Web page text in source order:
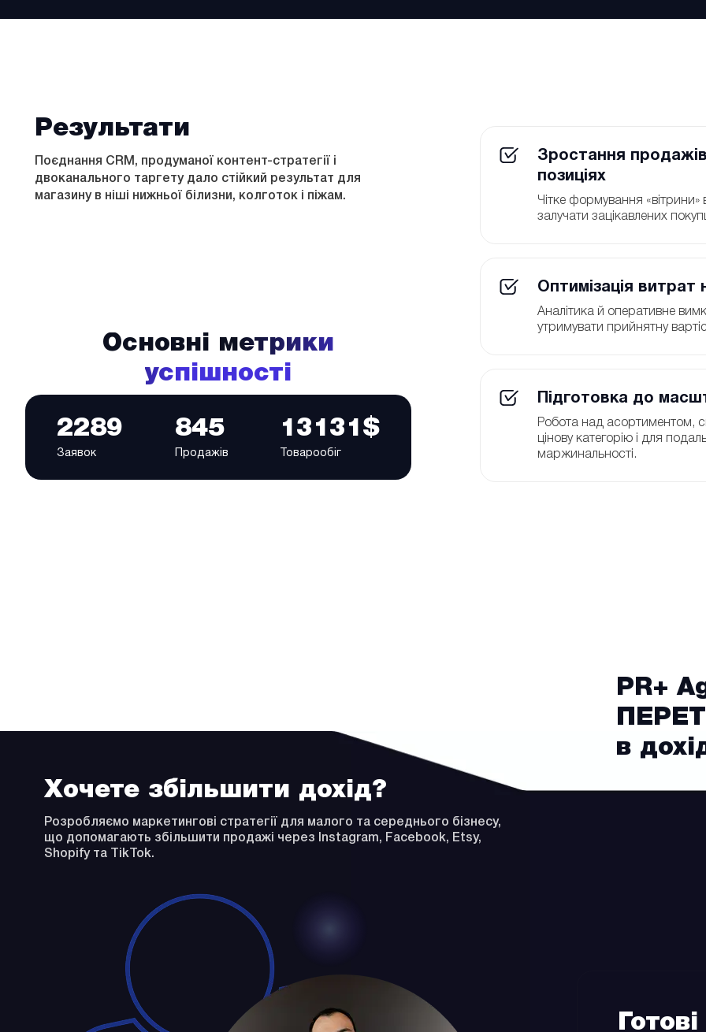
Результати
Поєднання CRM, продуманої контент-стратегії і
двоканального таргету дало стійкий результат для
магазину в ніші нижньої білизни, колготок і піжам.
Основні метрики
успішності
2289
Заявок
845
Продажів
13131$
Товарообіг
Зростання
позиціях
Чітке формування «вітрини»
залучати зацікавлених
Оптимізація витрат
Аналітика й оперативне
утримувати прийнятну
Підготовка до
Робота над асортиментом,
цінову категорію і для
маржинальності.
PR+
в
Хочете збільшити дохід?
Розробляємо маркетингові стратегії для малого та середнього бізнесу,
що допомагають збільшити продажі через Instagram, Facebook, Etsy,
Shopify та TikTok.